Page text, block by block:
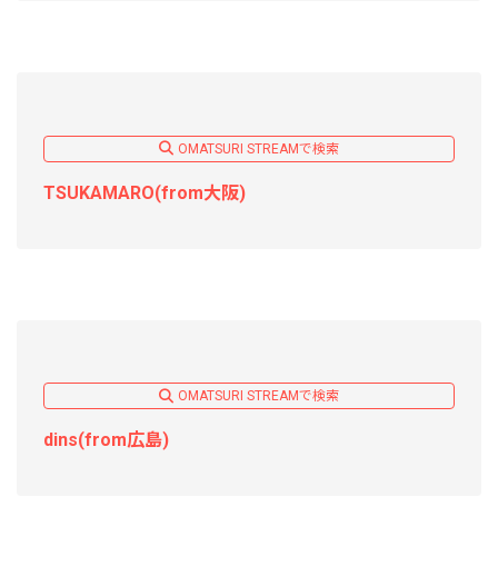
OMATSURI STREAMで検索
TSUKAMARO(from大阪)
OMATSURI STREAMで検索
dins(from広島)